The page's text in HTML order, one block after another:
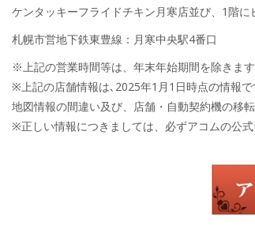
ケンタッキーフライドチキン月寒店並び、1階に
札幌市営地下鉄東豊線：月寒中央駅4番口
※上記の営業時間等は、年末年始期間を除きます
※上記の店舗情報は､2025年1月1日時点の情報で
地図情報の間違い及び、店舗・自動契約機の移
※正しい情報につきましては、必ずアコムの公式